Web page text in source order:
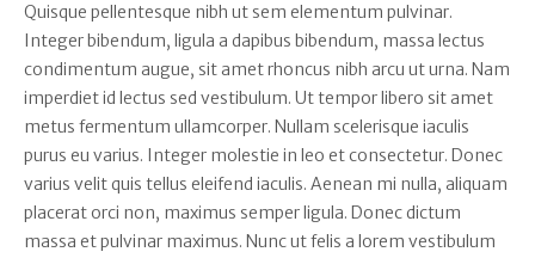
Quisque pellentesque nibh ut sem elementum pulvinar.
Integer bibendum, ligula a dapibus bibendum, massa lectus
condimentum augue, sit amet rhoncus nibh arcu ut urna. Nam
imperdiet id lectus sed vestibulum. Ut tempor libero sit amet
metus fermentum ullamcorper. Nullam scelerisque iaculis
purus eu varius. Integer molestie in leo et consectetur. Donec
varius velit quis tellus eleifend iaculis. Aenean mi nulla, aliquam
placerat orci non, maximus semper ligula. Donec dictum
massa et pulvinar maximus. Nunc ut felis a lorem vestibulum